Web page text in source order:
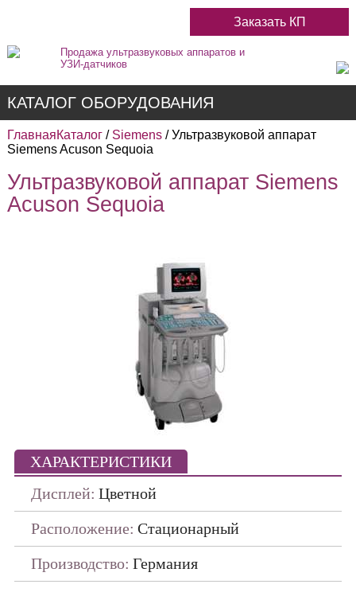
Заказать КП
Продажа ультразвуковых аппаратов и
УЗИ-датчиков
КАТАЛОГ ОБОРУДОВАНИЯ
Недорогие
ПО ПРОИЗВОДИТЕЛЯМ
ДАТЧИКИ
ГлавнаяКаталог/ Siemens/ Ультразвуковой аппарат
Siemens Acuson Sequoia
Ультразвуковой аппарат Siemens
Acuson Sequoia
ХАРАКТЕРИСТИКИ
Дисплей: Цветной
Расположение: Стационарный
Производство: Германия